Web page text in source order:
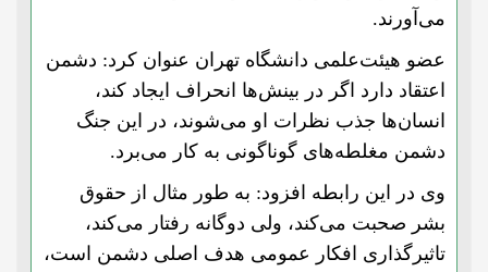
می‌آورند.
عضو هیئت‌علمی دانشگاه تهران عنوان کرد: دشمن
اعتقاد دارد اگر در بینش‌ها انحراف ایجاد کند،
انسان‌ها جذب نظرات او می‌شوند، در این جنگ
دشمن مغلطه‌های گوناگونی به کار می‌برد.
وی در این رابطه افزود: به طور مثال از حقوق
بشر صحبت می‌کند، ولی دوگانه رفتار می‌کند،
تاثیرگذاری افکار عمومی هدف اصلی دشمن است،